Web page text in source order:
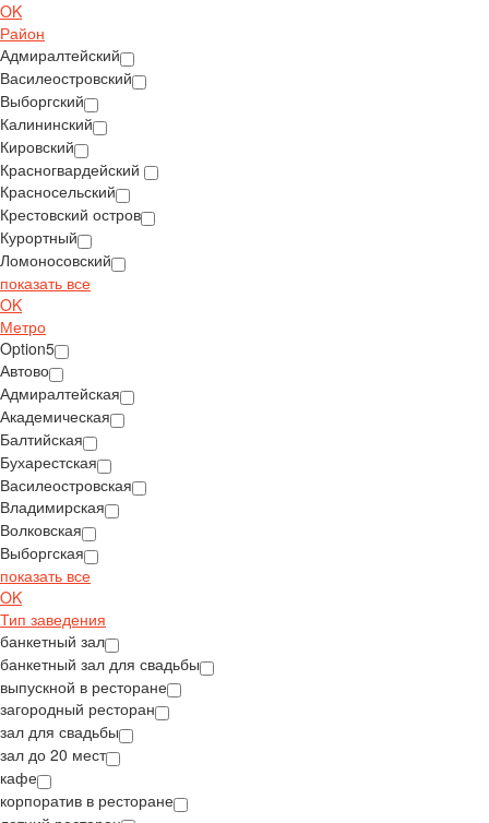
OK
Район
Адмиралтейский
Василеостровский
Выборгский
Калининский
Кировский
Красногвардейский
Красносельский
Крестовский остров
Курортный
Ломоносовский
показать все
OK
Метро
Option5
Автово
Адмиралтейская
Академическая
Балтийская
Бухарестская
Василеостровская
Владимирская
Волковская
Выборгская
показать все
OK
Тип заведения
банкетный зал
банкетный зал для свадьбы
выпускной в ресторане
загородный ресторан
зал для свадьбы
зал до 20 мест
кафе
корпоратив в ресторане